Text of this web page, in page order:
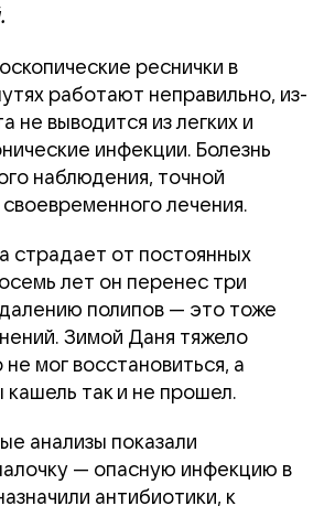
реснички в
работают неправильно, из-
не выводится из легких и
инфекции. Болезнь
наблюдения, точной
лечения.
страдает от постоянных
лет он перенес три
полипов — это тоже
Зимой Даня тяжело
не мог восстановиться, а
кашель так и не прошел.
анализы показали
— опасную инфекцию в
антибиотики, к